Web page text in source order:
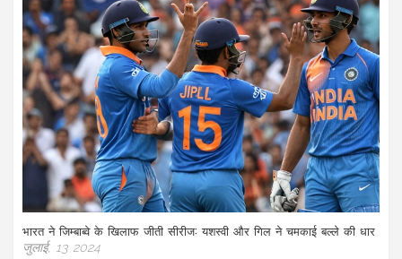
भारत ने जिम्बाब्वे के खिलाफ जीती सीरीज: यशस्वी और गिल ने चमकाई बल्ले की धार
जुलाई, 13 2024